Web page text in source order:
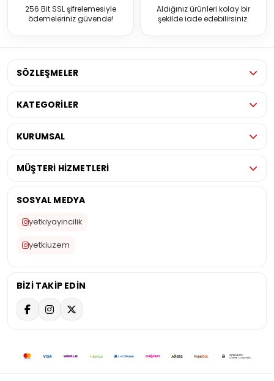
256 Bit SSL şifrelemesiyle
ödemeleriniz güvende!
Aldığınız ürünleri kolay bir
şekilde iade edebilirsiniz.
SÖZLEŞMELER
KATEGORİLER
KURUMSAL
MÜŞTERİ HİZMETLERİ
SOSYAL MEDYA
yetkiyayincilik
yetkiuzem
BİZİ TAKİP EDİN